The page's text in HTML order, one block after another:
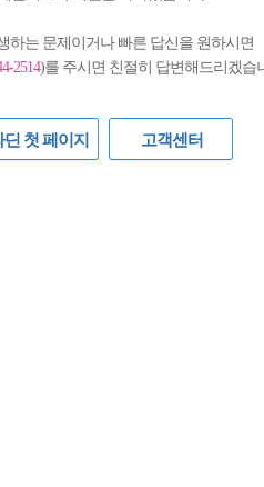
하는 문제이거나 빠른 답신을 원하시면
2514)를 주시면 친절히 답변해드리겠습
딘 첫 페이지 고객센터